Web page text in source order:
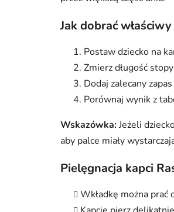
Jak dobrać
Postaw dziecko na
Zmierz długość
Dodaj zalecany
Porównaj wynik z
Wskazówka:Jeżeli
aby palce miały
Pielęgnacja kapci
Wkładkę można prać